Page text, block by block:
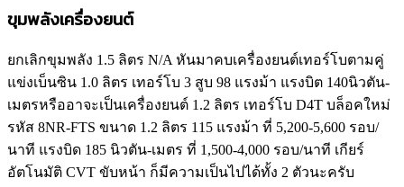
ขุมพลังเครื่องยนต์
ยกเลิกขุมพลัง 1.5 ลิตร N/A หันมาคบเครื่องยนต์เทอร์โบตามคู่
แข่งเบ็นซิน 1.0 ลิตร เทอร์โบ 3 สูบ 98 แรงม้า แรงบิต 140นิวตัน-
เมตรหรืออาจะเป็นเครื่องยนต์ 1.2 ลิตร เทอร์โบ D4T บล็อคใหม่
รหัส 8NR-FTS ขนาด 1.2 ลิตร 115 แรงม้า ที่ 5,200-5,600 รอบ/
นาที แรงบิด 185 นิวตัน-เมตร ที่ 1,500-4,000 รอบ/นาที เกียร์
อัตโนมัติ CVT ขับหน้า ก็มีความเป็นไปได้ทั้ง 2 ตัวนะครับ